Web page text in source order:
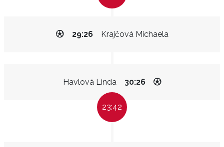
Krajčová Michaela
29:26
Havlová Linda 30:26
23:42